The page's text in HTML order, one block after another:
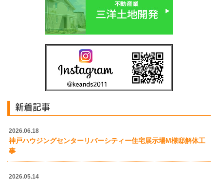
新着記事
2026.06.18
神戸ハウジングセンターリバーシティー住宅展示場M様邸解体工
事
2026.05.14